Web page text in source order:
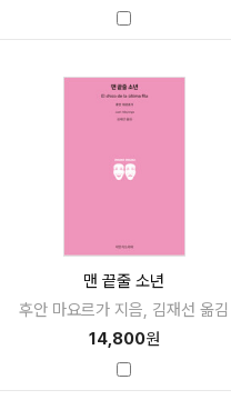
맨 끝줄 소년
후안 마요르가 지음, 김재선 옮김
14,800원